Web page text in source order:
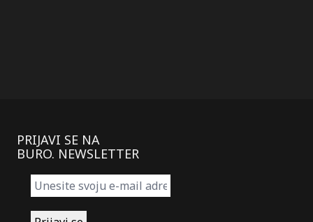
PRIJAVI SE NA
BURO. NEWSLETTER